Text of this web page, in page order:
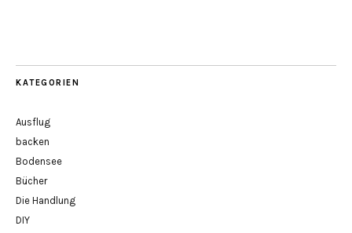
KATEGORIEN
Ausflug
backen
Bodensee
Bücher
Die Handlung
DIY